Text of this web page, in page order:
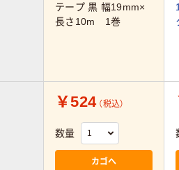
テープ 黒 幅19mm×
長さ10m 1巻
￥524 （税込）
数量
カゴへ